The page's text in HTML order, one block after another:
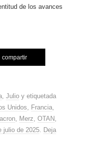
de los avances
compartir
, Julio y etiquetada
Unidos, Francia,
, Merz, OTAN,
julio de 2025. Deja